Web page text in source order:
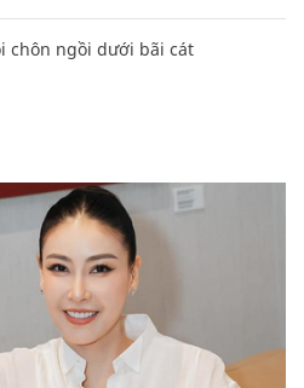
chôn ngồi dưới bãi cát